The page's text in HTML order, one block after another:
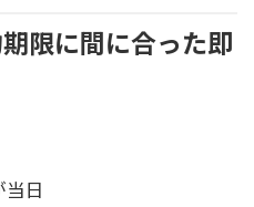
限に間に合った即
日